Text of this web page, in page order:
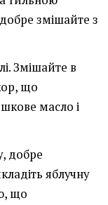
змішайте з
Змішайте в
що
масло і
добре
яблучну
що